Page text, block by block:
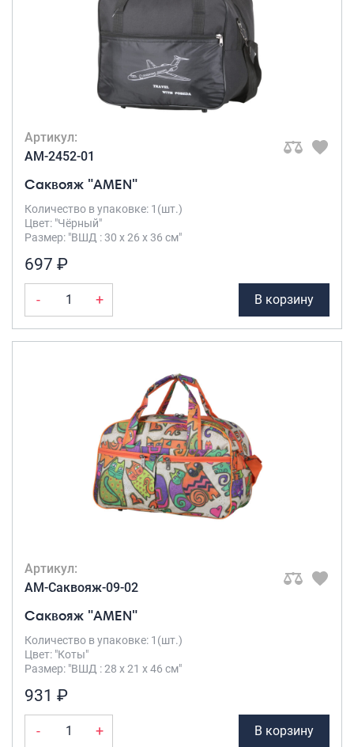
Артикул:
AM-2452-01
Саквояж "AMEN"
Количество в упаковке: 1(шт.)
Цвет: "Чёрный"
Размер: "ВШД : 30 х 26 х 36 см"
697 ₽
- + В корзину
Артикул:
AM-Саквояж-09-02
Саквояж "AMEN"
Количество в упаковке: 1(шт.)
Цвет: "Коты"
Размер: "ВШД : 28 х 21 х 46 см"
931 ₽
- + В корзину